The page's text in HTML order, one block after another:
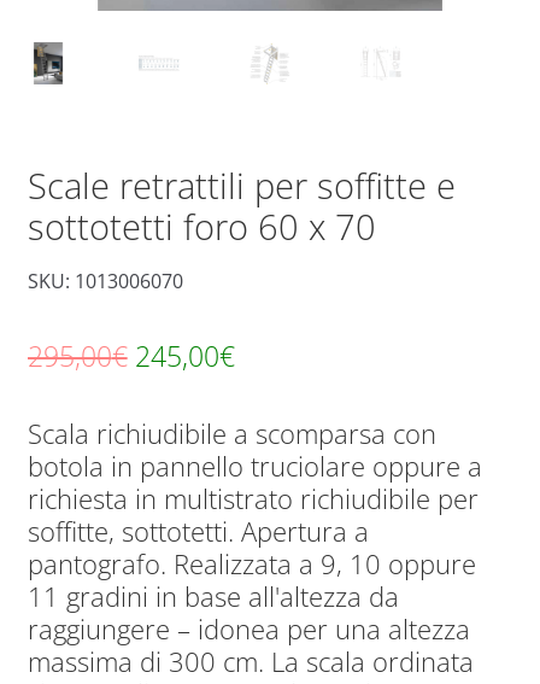
Scale retrattili per soffitte e
sottotetti foro 60 x 70
SKU: 1013006070
295,00€ Il
originale
era:
295,00€.
245,00€Il
attuale
è:
245,00€.
Scala richiudibile a scomparsa con
botola in pannello truciolare oppure a
richiesta in multistrato richiudibile per
soffitte, sottotetti. Apertura a
pantografo. Realizzata a 9, 10 oppure
11 gradini in base all'altezza da
raggiungere – idonea per una altezza
massima di 300 cm. La scala ordinata